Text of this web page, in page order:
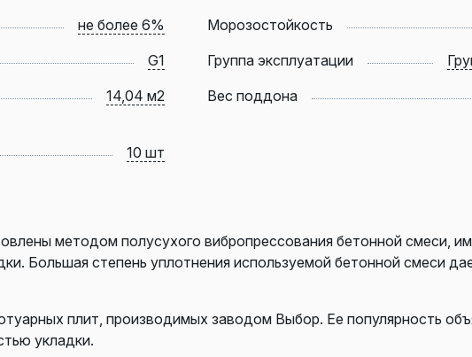
не более 6% Морозостойкость
G1 Группа эксплуатации
14,04 м2 Вес поддона
10 шт
методом полусухого вибропрессования бетонной смеси,
Большая степень уплотнения используемой бетонной смеси
плит, производимых заводом Выбор. Ее популярность
укладки.